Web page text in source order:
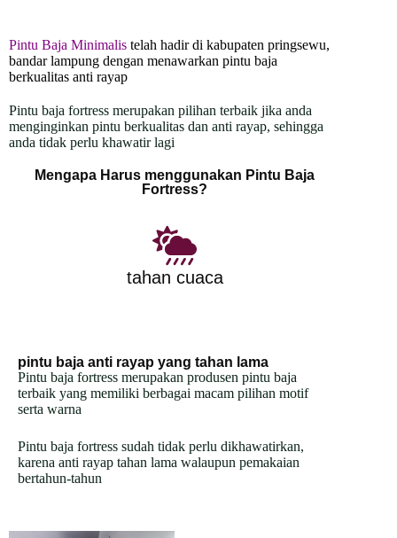
Pintu Baja Minimalis telah hadir di kabupaten pringsewu,
bandar lampung dengan menawarkan pintu baja
berkualitas anti rayap
Pintu baja fortress merupakan pilihan terbaik jika anda
menginginkan pintu berkualitas dan anti rayap, sehingga
anda tidak perlu khawatir lagi
Mengapa Harus menggunakan Pintu Baja
Fortress?
tahan cuaca
pintu baja anti rayap yang tahan lama
Pintu baja fortress merupakan produsen pintu baja
terbaik yang memiliki berbagai macam pilihan motif
serta warna
Pintu baja fortress sudah tidak perlu dikhawatirkan,
karena anti rayap tahan lama walaupun pemakaian
bertahun-tahun